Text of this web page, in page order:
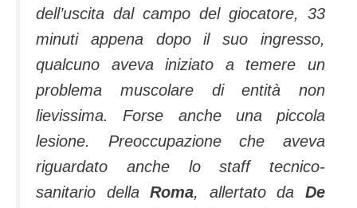
dell’uscita dal campo del giocatore, 33
minuti appena dopo il suo ingresso,
qualcuno aveva iniziato a temere un
problema muscolare di entità non
lievissima. Forse anche una piccola
lesione. Preoccupazione che aveva
riguardato anche lo staff tecnico-
sanitario dellaRoma, allertato daDe